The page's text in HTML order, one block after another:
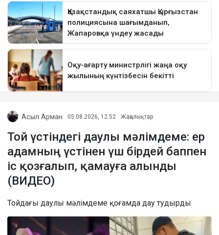
Асыл Арман 05.08.2026, 12:52 Жаңалықтар
Той үстіндегі даулы мәлімдеме: ер
адамның үстінен үш бірдей баппен
іс қозғалып, қамауға алынды
(ВИДЕО)
Тойдағы даулы мәлімдеме қоғамда дау тудырды